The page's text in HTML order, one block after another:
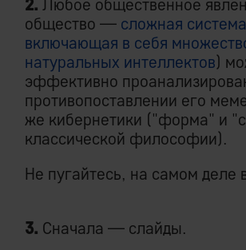
2. Любое общественное
общество — сложная
включающая в себя
натуральных интеллектов)
эффективно
противопоставлении его
же кибернетики ("форма" и
классической философии).
Не пугайтесь, на самом деле
3. Сначала — слайды.